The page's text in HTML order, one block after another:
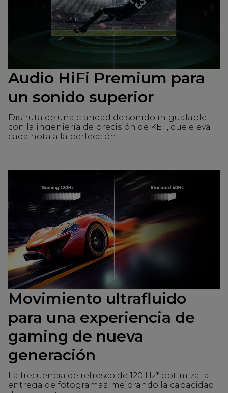
Audio HiFi Premium para
un sonido superior
Disfruta de una claridad de sonido inigualable
con la ingeniería de precisión de KEF, que eleva
cada nota a la perfección.
Movimiento ultrafluido
para una experiencia de
gaming de nueva
generación
La frecuencia de refresco de 120 Hz* optimiza la
entrega de fotogramas, mejorando la capacidad